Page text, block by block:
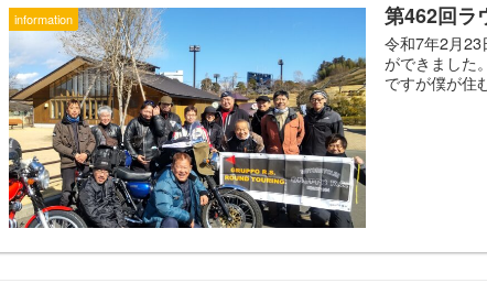
information 第462回
令和7年2月23
ができました
ですが僕が住